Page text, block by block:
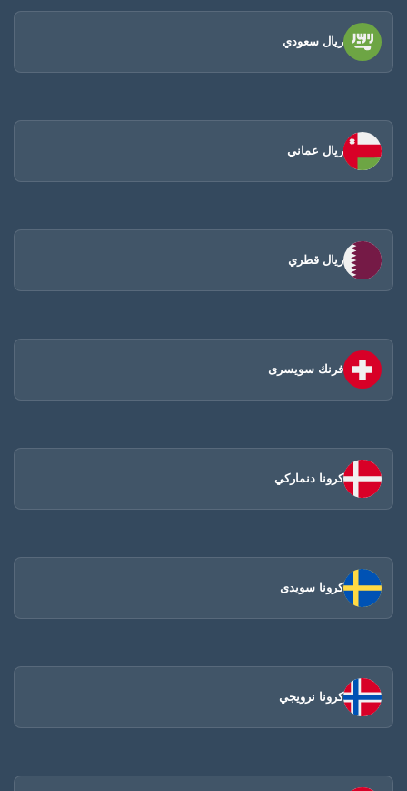
ريال سعودي
ريال عماني
ريال قطري
فرنك سويسرى
كرونا دنماركي
كرونا سويدى
كرونا نرويجي